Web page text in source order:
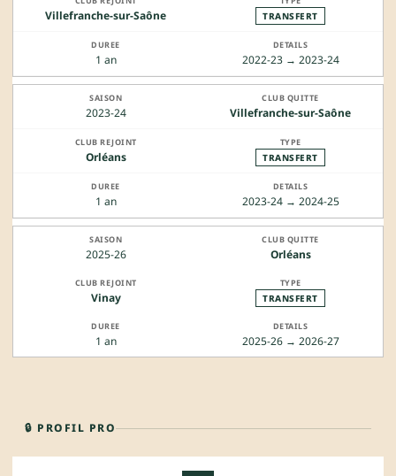
Villefranche-sur-Saône TRANSFERT
1 an 2022-23 → 2023-24
2023-24 Villefranche-sur-Saône
Orléans TRANSFERT
1 an 2023-24 → 2024-25
2025-26 Orléans
Vinay TRANSFERT
1 an 2025-26 → 2026-27
🔒 PROFIL PRO